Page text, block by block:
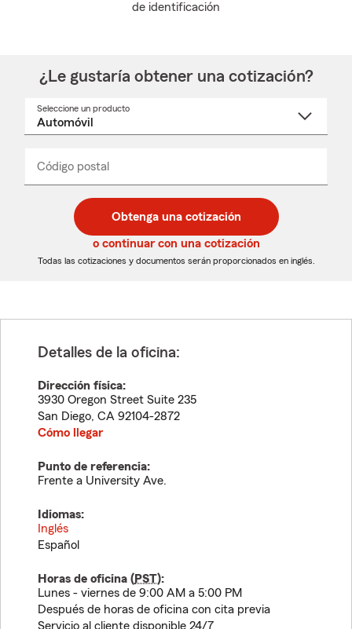
de identificación
¿Le gustaría obtener una cotización?
Seleccione un producto
desplegable
Código postal
de
5
dígitos
de
5
dígitos
_____
Obtenga una cotización
o continuar con una cotización
Todas las cotizaciones y documentos serán proporcionados en inglés.
Detalles de la oficina:
Dirección física:
3930 Oregon Street Suite 235
San Diego, CA 92104-2872
Cómo llegar
Punto de referencia:
Frente a University Ave.
Idiomas:
Inglés
Español
Horas de oficina (PST):
Lunes - viernes de 9:00 AM a 5:00 PM
Después de horas de oficina con cita previa
Servicio al cliente disponible 24/7